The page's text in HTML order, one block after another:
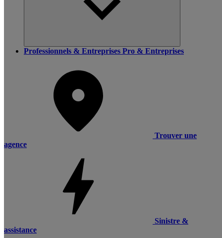
Professionnels & Entreprises Pro & Entreprises
Trouver une
agence
Sinistre &
assistance